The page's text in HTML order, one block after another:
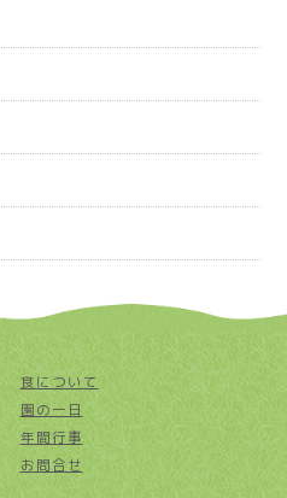
食について
園の一日
年間行事
お問合せ